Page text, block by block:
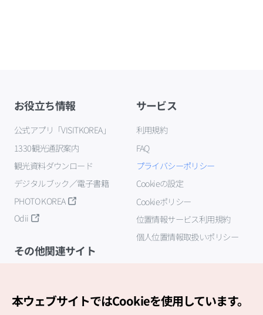
お役立ち情報
公式アプリ「VISITKOREA」
1330観光通訳案内
観光資料ダウンロード
デジタルブック／電子書籍
PHOTO KOREA
Odii
サービス
利用規約
FAQ
プライバシーポリシー
Cookieの設定
Cookieポリシー
位置情報サービス利用規約
個人位置情報取扱いポリシー
その他関連サイト
本ウェブサイトではCookieを使用しています。